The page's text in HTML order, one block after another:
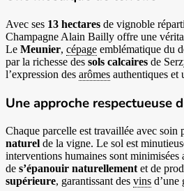
Avec ses 13 hectares de vignoble
Champagne Alain Bailly offre une
Le Meunier, cépage emblématique du
par la richesse des sols calcaires de
l’expression des arômes authentiques et
Une approche respectueuse
Chaque parcelle est travaillée avec soin
naturel de la vigne. Le sol est
interventions humaines sont
de s’épanouir naturellement et de
supérieure, garantissant des vins d’une